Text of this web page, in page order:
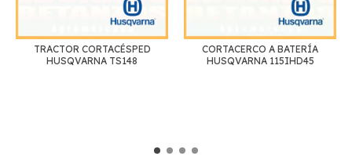
TRACTOR CORTACÉSPED
HUSQVARNA TS148
CORTACERCO A BATERÍA
HUSQVARNA 115IHD45